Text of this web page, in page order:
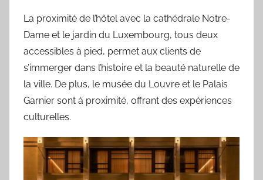
La proximité de l’hôtel avec la cathédrale Notre-
Dame et le jardin du Luxembourg, tous deux
accessibles à pied, permet aux clients de
s’immerger dans l’histoire et la beauté naturelle de
la ville. De plus, le musée du Louvre et le Palais
Garnier sont à proximité, offrant des expériences
culturelles.